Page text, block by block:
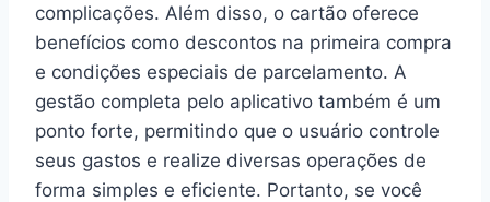
complicações. Além disso, o cartão oferece
benefícios como descontos na primeira compra
e condições especiais de parcelamento. A
gestão completa pelo aplicativo também é um
ponto forte, permitindo que o usuário controle
seus gastos e realize diversas operações de
forma simples e eficiente. Portanto, se você